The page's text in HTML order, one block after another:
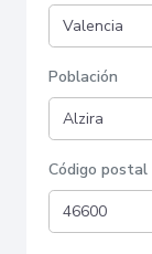
Población
Código postal